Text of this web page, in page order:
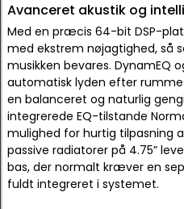
Avanceret akustik og
Med en præcis 64-bit DSP-
med ekstrem nøjagtighed, så
musikken bevares. DynamEQ
automatisk lyden efter
en balanceret og naturlig
integrerede EQ-tilstande
mulighed for hurtig tilpasning
passive radiatorer på 4.75”
bas, der normalt kræver en
fuldt integreret i systemet.